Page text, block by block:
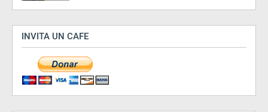
INVITA UN CAFE